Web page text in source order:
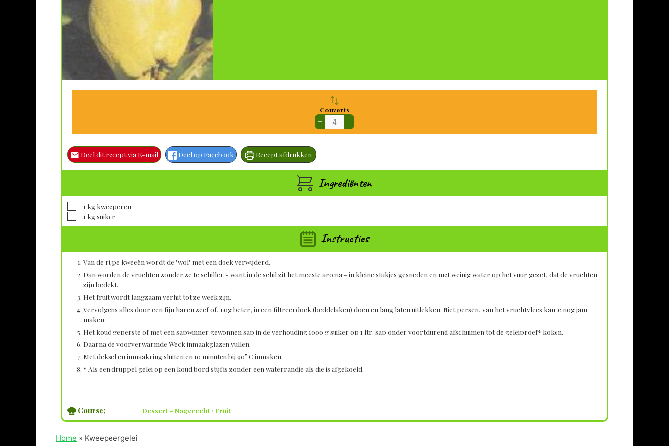
Couverts
– +
Deel dit recept via E-mail Deel op Facebook Recept afdrukken
Ingrediënten
▢1 kg kweeperen
▢1 kgsuiker
Instructies
Van de rijpe kweeën wordt de "wol" met een doek verwijderd.
Dan worden de vruchten zonder ze te schillen - want in de schil zit het meeste aroma - in kleine stukjes gesneden en met weinig water op het vuur gezet, dat de vruchten
zijn bedekt.
Het fruit wordt langzaam verhit tot ze week zijn.
Vervolgens alles door een fijn haren zeef of, nog beter, in een filtreerdoek (beddelaken) doen en lang laten uitlekken. Niet persen, van het vruchtvlees kan je nog jam
maken.
Het koud geperste of met een sapwinner gewonnen sap in de verhouding 1000 g suiker op 1 ltr. sap onder voortdurend afschuimen tot de geleiproef* koken.
Daarna de voorverwarmde Weck inmaakglazen vullen.
Met deksel en inmaakring sluiten en 10 minuten bij 90° C inmaken.
* Als een druppel gelei op een koud bord stijf is zonder een waterrandje als die is afgekoeld.
--------------------------------------------------------------------------------------------------
Course; Dessert - Nagerecht/Fruit
Home » Kweepeergelei